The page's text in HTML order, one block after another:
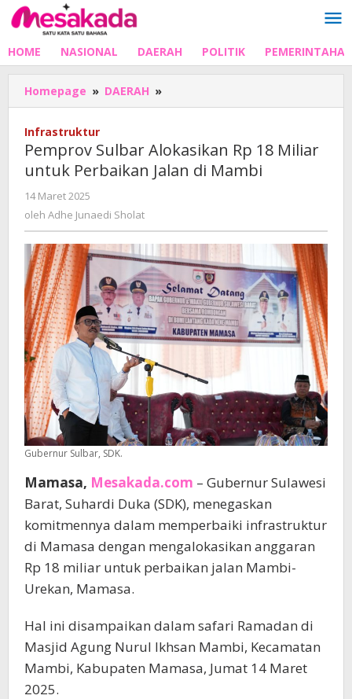
Lewati
ke
HOME NASIONAL DAERAH POLITIK
Homepage » DAERAH »
Sulbar
18
Miliar
Mambi
Infrastruktur
Pemprov Sulbar Alokasikan Rp 18 Miliar
untuk Perbaikan Jalan di Mambi
14 Maret 2025
Adhe
oleh Adhe Junaedi Sholat
Gubernur Sulbar, SDK.
Mamasa, Mesakada.com – Gubernur Sulawesi
Barat, Suhardi Duka (SDK), menegaskan
komitmennya dalam memperbaiki infrastruktur
di Mamasa dengan mengalokasikan anggaran
Rp 18 miliar untuk perbaikan jalan Mambi-
Urekan, Mamasa.
Hal ini disampaikan dalam safari Ramadan di
Masjid Agung Nurul Ikhsan Mambi, Kecamatan
Mambi, Kabupaten Mamasa, Jumat 14 Maret
2025.